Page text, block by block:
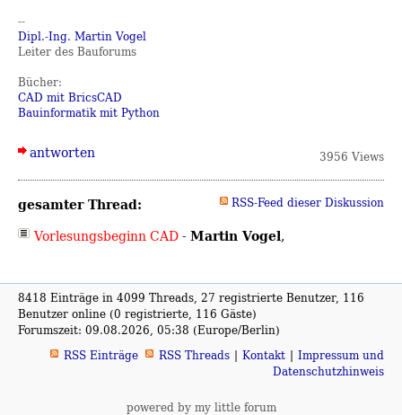
--
Dipl.-Ing. Martin Vogel
Leiter des Bauforums
Bücher:
CAD mit BricsCAD
Bauinformatik mit Python
antworten 3956 Views
gesamter Thread: RSS-Feed dieser Diskussion
Vorlesungsbeginn CAD- Martin Vogel,
8418 Einträge in 4099 Threads, 27 registrierte Benutzer, 116
Benutzer online (0 registrierte, 116 Gäste)
Forumszeit: 09.08.2026, 05:38 (Europe/Berlin)
RSS Einträge
RSS Threads Kontakt
Impressum und
Datenschutzhinweis
powered by my little forum